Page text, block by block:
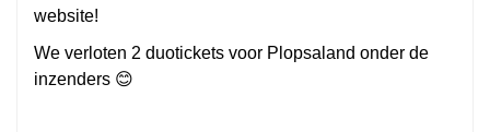
website!
We verloten 2 duotickets voor Plopsaland onder de
inzenders 😊